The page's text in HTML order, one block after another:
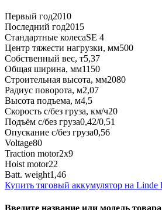
Первый год2010
Последний год2015
Стандартные колесаSE 4
Центр тяжести нагрузки, мм500
Собственный вес, т5,37
Общая ширина, мм1150
Строительная высота, мм2080
Радиус поворота, м2,07
Высота подъема, м4,5
Скорость с/без груза, км/ч20
Подъём с/без груза0,42/0,51
Опускание с/без груза0,56
Voltage80
Traction motor2x9
Hoist motor22
Batt. weight1,46
Купить тяговый аккумулятор на Linde